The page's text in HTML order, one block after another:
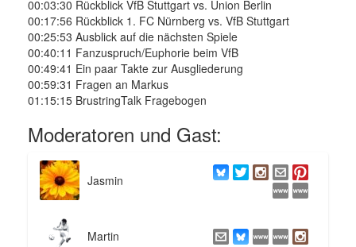
00:03:30 Rückblick VfB Stuttgart vs. Union Berlin
00:17:56 Rückblick 1. FC Nürnberg vs. VfB Stuttgart
00:25:53 Ausblick auf die nächsten Spiele
00:40:11 Fanzuspruch/Euphorie beim VfB
00:49:41 Ein paar Takte zur Ausgliederung
00:59:31 Fragen an Markus
01:15:15 BrustringTalk Fragebogen
Moderatoren und Gast:
Jasmin
Martin